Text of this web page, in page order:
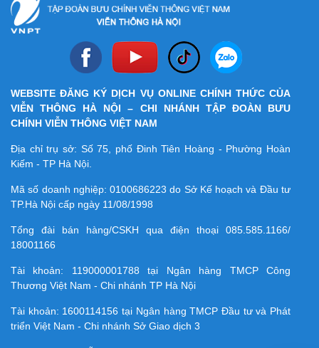
WEBSITE ĐĂNG KÝ DỊCH VỤ ONLINE CHÍNH THỨC CỦA
VIỄN THÔNG HÀ NỘI – CHI NHÁNH TẬP ĐOÀN BƯU
CHÍNH VIỄN THÔNG VIỆT NAM
Địa chỉ trụ sở: Số 75, phố Đinh Tiên Hoàng - Phường Hoàn
Kiếm - TP Hà Nội.
Mã số doanh nghiệp:0100686223 do Sở Kế hoạch và Đầu tư
TP.Hà Nội cấp ngày 11/08/1998
Tổng đài bán hàng/CSKH qua điện thoại 085.585.1166/
18001166
Tài khoản: 119000001788 tại Ngân hàng TMCP Công
Thương Việt Nam - Chi nhánh TP Hà Nội
Tài khoản: 1600114156 tại Ngân hàng TMCP Ðầu tư và Phát
triển Việt Nam - Chi nhánh Sở Giao dịch 3